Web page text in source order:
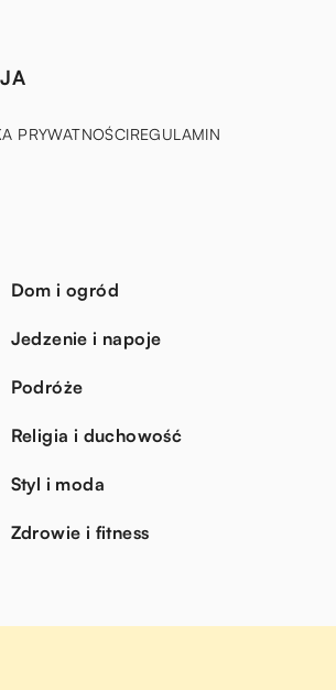
PRYWATNOŚCIREGULAMIN
Dom i ogród
Jedzenie i napoje
Podróże
Religia i duchowość
Styl i moda
Zdrowie i fitness